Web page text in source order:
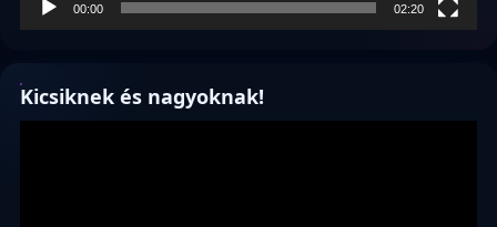
00:00 02:20
Kicsiknek és nagyoknak!